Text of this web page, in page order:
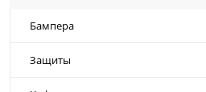
Бампера
Защиты